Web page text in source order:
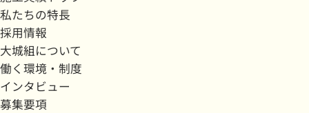
私たちの特長
採用情報
大城組について
働く環境・制度
インタビュー
募集要項